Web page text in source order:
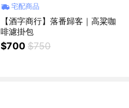
宅配商品
【酒字商行】落番歸客｜高粱咖
啡濾掛包
$700 $750